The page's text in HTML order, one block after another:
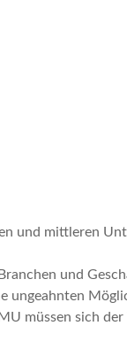
und mittleren
und
ungeahnten
müssen sich